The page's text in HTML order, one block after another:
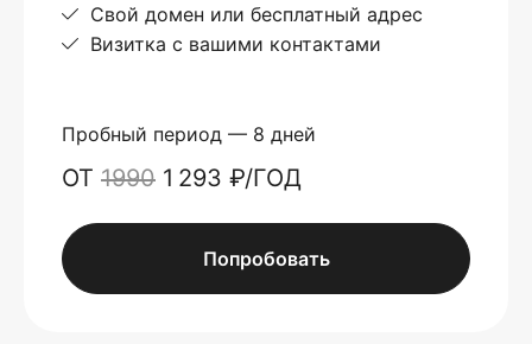
Свой домен или бесплатный адрес
Визитка с вашими контактами
Пробный период — 8 дней
ОТ 1990 1 293 ₽/ГОД
Попробовать